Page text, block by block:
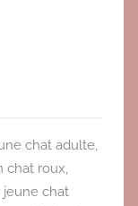
chat adulte,
chat roux,
chat